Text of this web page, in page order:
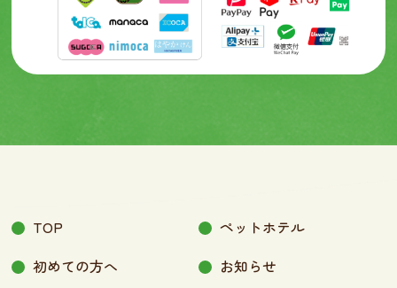
TOP
初めての方へ
ペットホテル
お知らせ